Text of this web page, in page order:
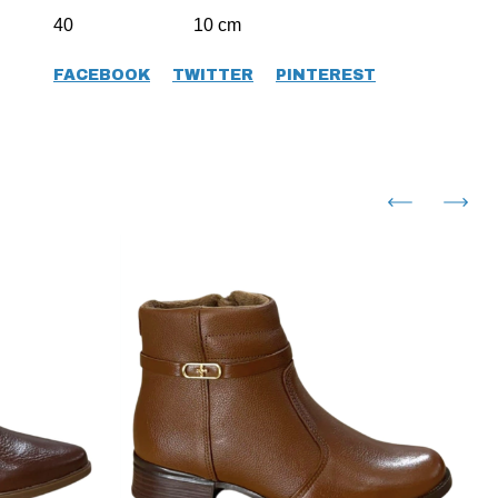
40 10 cm
FACEBOOK TWITTER PINTEREST